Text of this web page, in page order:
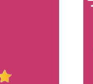
estado de sp